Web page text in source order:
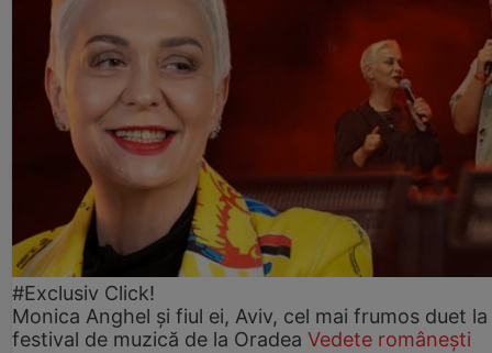
#Exclusiv Click!
Monica Anghel și fiul ei, Aviv, cel mai frumos duet la
festival de muzică de la Oradea Vedete românești